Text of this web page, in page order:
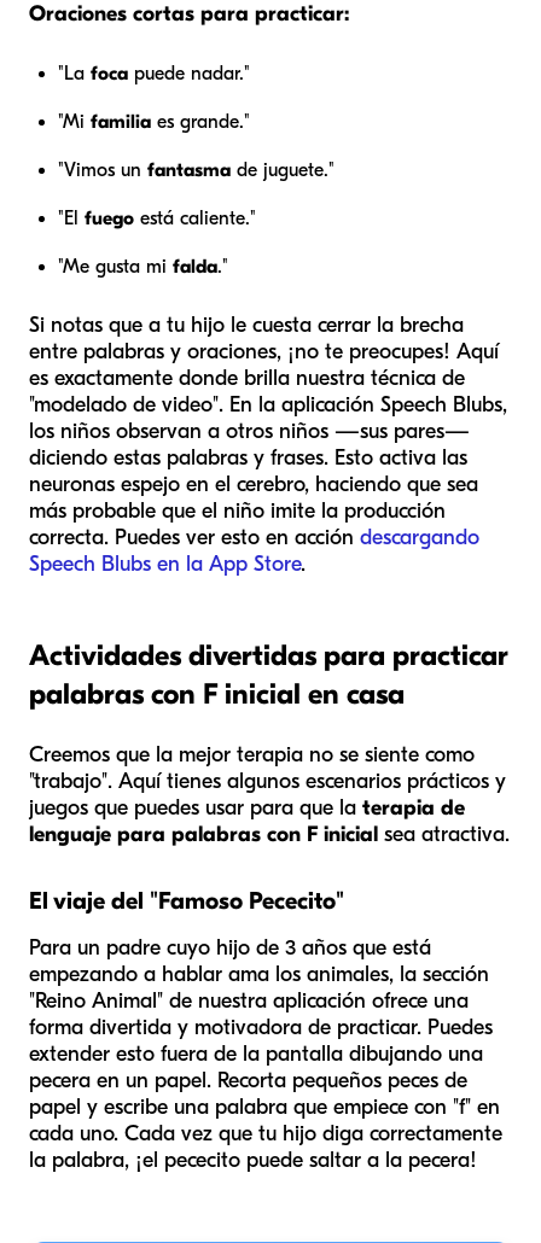
Oraciones cortas para practicar:
"La foca puede nadar."
"Mi familia es grande."
"Vimos un fantasma de juguete."
"El fuego está caliente."
"Me gusta mi falda."
Si notas que a tu hijo le cuesta cerrar la brecha
entre palabras y oraciones, ¡no te preocupes! Aquí
es exactamente donde brilla nuestra técnica de
"modelado de video". En la aplicación Speech Blubs,
los niños observan a otros niños —sus pares—
diciendo estas palabras y frases. Esto activa las
neuronas espejo en el cerebro, haciendo que sea
más probable que el niño imite la producción
correcta. Puedes ver esto en acción descargando
Speech Blubs en la App Store.
Actividades divertidas para practicar
palabras con F inicial en casa
Creemos que la mejor terapia no se siente como
"trabajo". Aquí tienes algunos escenarios prácticos y
juegos que puedes usar para que la terapia de
lenguaje para palabras con F inicial sea atractiva.
El viaje del "Famoso Pececito"
Para un padre cuyo hijo de 3 años que está
empezando a hablar ama los animales, la sección
"Reino Animal" de nuestra aplicación ofrece una
forma divertida y motivadora de practicar. Puedes
extender esto fuera de la pantalla dibujando una
pecera en un papel. Recorta pequeños peces de
papel y escribe una palabra que empiece con "f" en
cada uno. Cada vez que tu hijo diga correctamente
la palabra, ¡el pececito puede saltar a la pecera!